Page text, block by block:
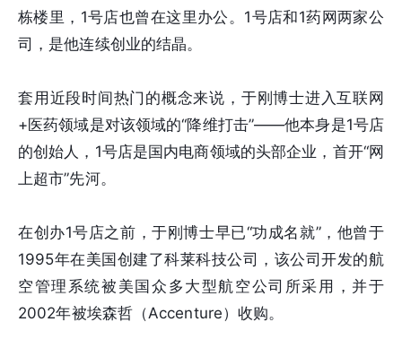
栋楼里，1号店也曾在这里办公。1号店和1药网两家公
司，是他连续创业的结晶。
套用近段时间热门的概念来说，于刚博士进入互联网
+医药领域是对该领域的“降维打击”——他本身是1号店
的创始人，1号店是国内电商领域的头部企业，首开“网
上超市”先河。
在创办1号店之前，于刚博士早已“功成名就”，他曾于
1995年在美国创建了科莱科技公司，该公司开发的航
空管理系统被美国众多大型航空公司所采用，并于
2002年被埃森哲（Accenture）收购。